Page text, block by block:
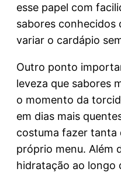
esse papel com
sabores conhecidos
variar o cardápio
Outro ponto
leveza que sabores
o momento da
em dias mais
costuma fazer tanta
próprio menu. Além
hidratação ao longo